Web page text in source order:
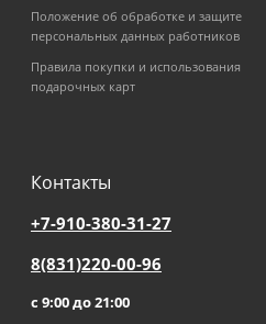
Положение об обработке и защите
персональных данных работников
Правила покупки и использования
подарочных карт
Контакты
+7-910-380-31-27
8(831)220-00-96
с 9:00 до 21:00